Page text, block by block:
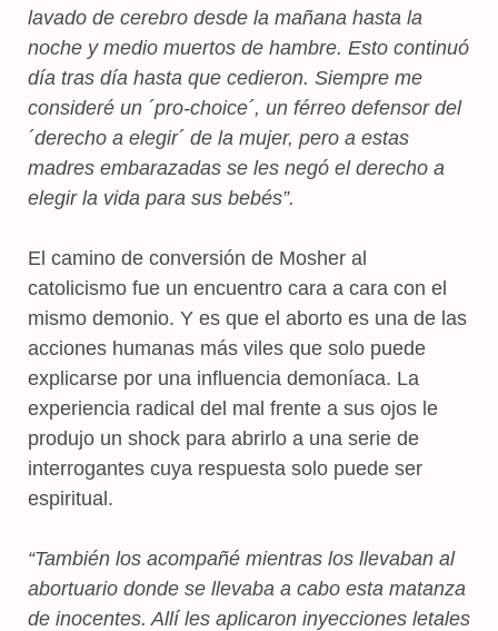
lavado de cerebro desde la mañana hasta la
noche y medio muertos de hambre. Esto continuó
día tras día hasta que cedieron. Siempre me
consideré un ´pro-choice´, un férreo defensor del
´derecho a elegir´ de la mujer, pero a estas
madres embarazadas se les negó el derecho a
elegir la vida para sus bebés”.
El camino de conversión de Mosher al
catolicismo fue un encuentro cara a cara con el
mismo demonio. Y es que el aborto es una de las
acciones humanas más viles que solo puede
explicarse por una influencia demoníaca. La
experiencia radical del mal frente a sus ojos le
produjo un shock para abrirlo a una serie de
interrogantes cuya respuesta solo puede ser
espiritual.
“También los acompañé mientras los llevaban al
abortuario donde se llevaba a cabo esta matanza
de inocentes. Allí les aplicaron inyecciones letales